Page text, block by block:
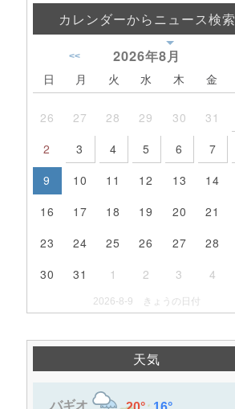
カレンダーからニュース検索
2026年8月
<<
日 月 火 水 木 金
26 27 28 29 30 31
2
3 4 5 6 7
9
10 11 12 13 14
16
17 18 19 20 21
23
24 25 26 27 28
30
31 1 2 3 4
2026-8-9 きょうの日付
天気